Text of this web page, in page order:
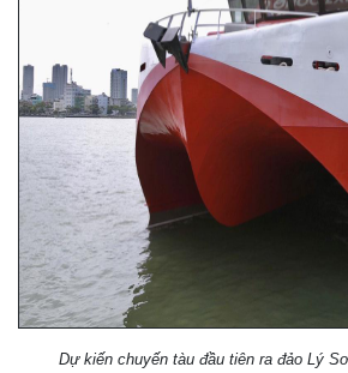
Dự kiến chuyến tàu đầu tiên ra đảo Lý